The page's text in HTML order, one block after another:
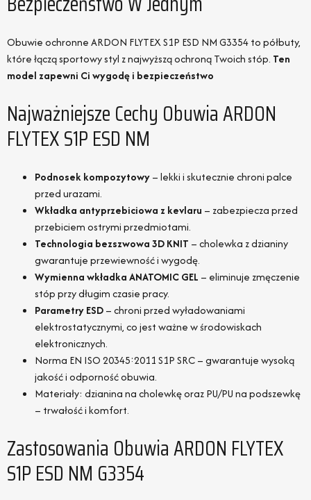
Obuwie ochronne ARDON FLYTEX S1P ESD NM G3354 to półbuty,
które łączą sportowy styl z najwyższą ochroną Twoich stóp. Ten
model zapewni Ci wygodę i bezpieczeństwo
Najważniejsze Cechy Obuwia ARDON
FLYTEX S1P ESD NM
Podnosek kompozytowy– lekki i skutecznie chroni palce
przed urazami.
Wkładka antyprzebiciowa z kevlaru – zabezpiecza przed
przebiciem ostrymi przedmiotami.
Technologia bezszwowa 3D KNIT – cholewka z dzianiny
gwarantuje przewiewność i wygodę.
Wymienna wkładka ANATOMIC GEL – eliminuje zmęczenie
stóp przy długim czasie pracy.
Parametry ESD– chroni przed wyładowaniami
elektrostatycznymi, co jest ważne w środowiskach
elektronicznych.
Norma EN ISO 20345:2011 S1P SRC – gwarantuje wysoką
jakość i odporność obuwia.
Materiały: dzianina na cholewkę oraz PU/PU na podszewkę
– trwałość i komfort.
Zastosowania Obuwia ARDON FLYTEX
S1P ESD NM G3354